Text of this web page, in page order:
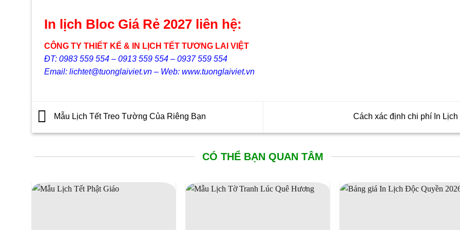
In lịch Bloc Giá Rẻ 2027 liên hệ:
CÔNG TY THIẾT KẾ & IN LỊCH TẾT TƯƠNG LAI VIỆT
ĐT: 0983 559 554 – 0913 559 554 – 0937 559 554
Email: lichtet@tuonglaiviet.vn – Web: www.tuonglaiviet.vn
Mẫu Lịch Tết Treo Tường Của Riêng Bạn Cách xác định chi phí In
CÓ THỂ BẠN QUAN TÂM